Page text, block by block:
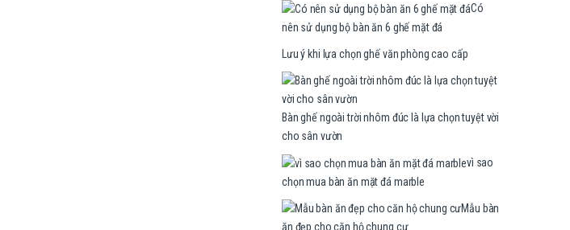
Có
nên sử dụng bộ bàn ăn 6 ghế mặt đá
Lưu ý khi lựa chọn ghế văn phòng cao cấp
Bàn ghế ngoài trời nhôm đúc là lựa chọn tuyệt vời
cho sân vườn
vì sao
chọn mua bàn ăn mặt đá marble
Mẫu bàn
ăn đẹp cho căn hộ chung cư